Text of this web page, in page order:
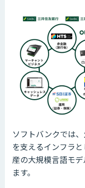
ソフトバンクでは
を支えるインフラ
産の大規模言語モ
ます。